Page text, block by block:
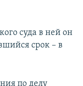
суда в ней он
срок – в
по делу